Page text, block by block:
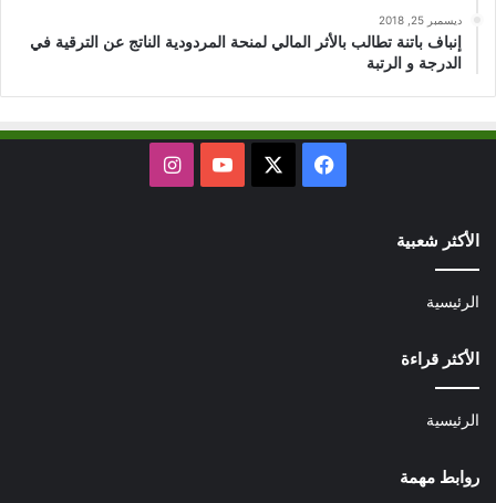
ديسمبر 25, 2018
إنباف باتنة تطالب بالأثر المالي لمنحة المردودية الناتج عن الترقية في
الدرجة و الرتبة
فيسبوك يوتيوبانستقرام
الأكثر شعبية
الرئيسية
الأكثر قراءة
الرئيسية
روابط مهمة